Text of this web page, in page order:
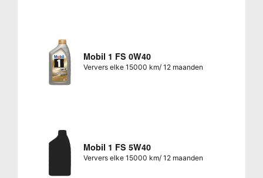
Mobil 1 FS 0W40
Ververs elke 15000 km/ 12 maanden
Mobil 1 FS 5W40
Ververs elke 15000 km/ 12 maanden